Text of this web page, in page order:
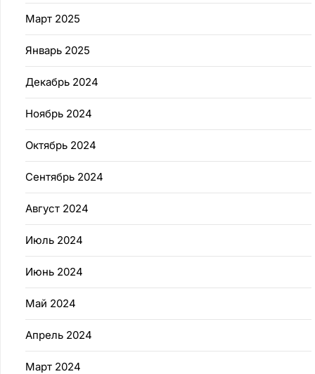
Март 2025
Январь 2025
Декабрь 2024
Ноябрь 2024
Октябрь 2024
Сентябрь 2024
Август 2024
Июль 2024
Июнь 2024
Май 2024
Апрель 2024
Март 2024